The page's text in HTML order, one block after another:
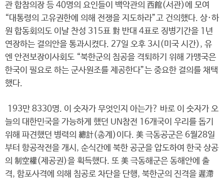
관 합참의장 등 40명의 요인들이 백악관의 西館(서관)에 모여
“대통령의 고유권한에 의해 전쟁을 지도하라”고 건의했다. 상·하
원 합동회의도 이날 찬성 315표 對 반대 4표로 징병기간을 1년
연장하는 결의안을 통과시켰다. 27일 오후 3시(미국 시간), 유
엔 안전보장이사회도 “북한군의 침공을 격퇴하기 위해 가맹국은
한국이 필요로 하는 군사원조를 제공한다”는 중요한 결의를 채택
했다.
193만 8330명. 이 숫자가 무엇인지 아는가? 바로 이 숫자가 오
늘의 대한민국을 가능하게 했던 UN참전 16개국이 우리를 돕기
위해 파견했던 병력의 總計(총계)이다. 美 극동공군은 6월28일
부터 항공작전을 개시, 순식간에 북한 공군을 압도하여 한국 상공
의 制空權(제공권)을 획득했다. 또 美 극동해군은 동해안에 출
격, 함포사격에 의해 침공로 차단을 단행, 북한군의 진격을 遲滯